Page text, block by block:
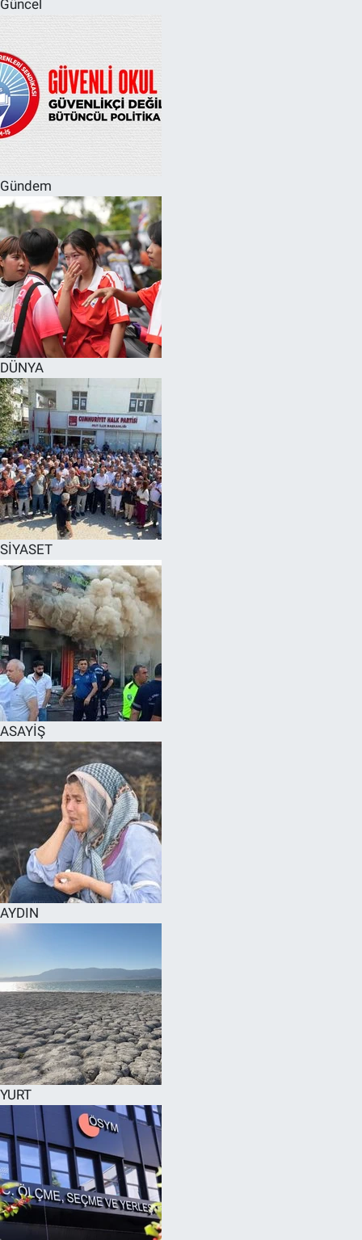
Güncel
Gündem
DÜNYA
SİYASET
ASAYİŞ
AYDIN
YURT
RESMİ İLANLAR